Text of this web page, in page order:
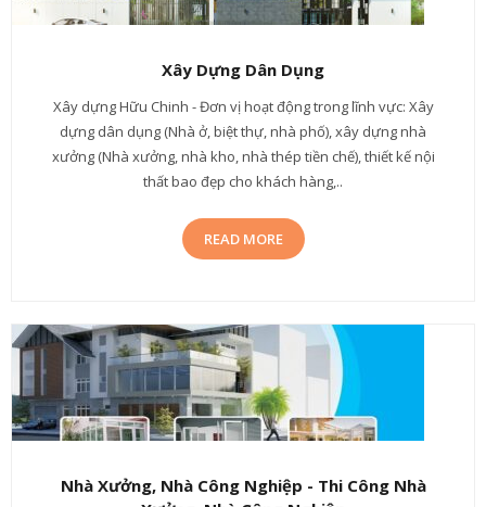
Xây Dựng Dân Dụng
Xây dựng Hữu Chinh - Đơn vị hoạt động trong lĩnh vực: Xây
dựng dân dụng (Nhà ở, biệt thự, nhà phố), xây dựng nhà
xưởng (Nhà xưởng, nhà kho, nhà thép tiền chế), thiết kế nội
thất bao đẹp cho khách hàng,..
READ MORE
Nhà Xưởng, Nhà Công Nghiệp - Thi Công Nhà